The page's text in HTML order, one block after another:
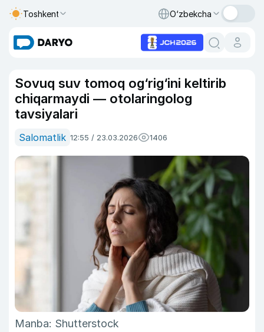
Toshkent O‘zbekcha
Sovuq suv tomoq og‘rig‘ini keltirib
chiqarmaydi — otolaringolog
tavsiyalari
Salomatlik 12:55 / 23.03.2026 1406
Manba: Shutterstock